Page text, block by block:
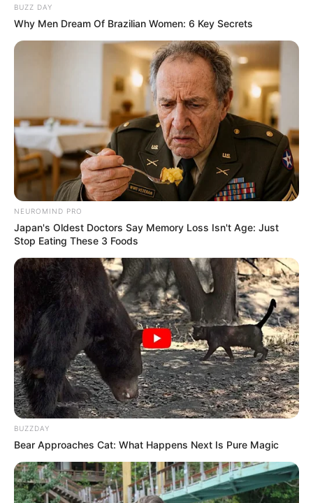
BUZZ DAY
Why Men Dream Of Brazilian Women: 6 Key Secrets
NEUROMIND PRO
Japan's Oldest Doctors Say Memory Loss Isn't Age: Just
Stop Eating These 3 Foods
BUZZDAY
Bear Approaches Cat: What Happens Next Is Pure Magic